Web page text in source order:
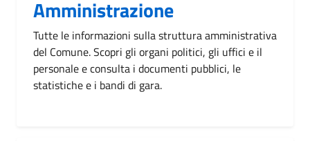
Amministrazione
Tutte le informazioni sulla struttura amministrativa
del Comune. Scopri gli organi politici, gli uffici e il
personale e consulta i documenti pubblici, le
statistiche e i bandi di gara.